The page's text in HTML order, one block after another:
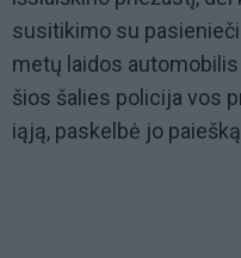
susitikimo su
metų laidos
šios šalies policija vos
iąją, paskelbė jo